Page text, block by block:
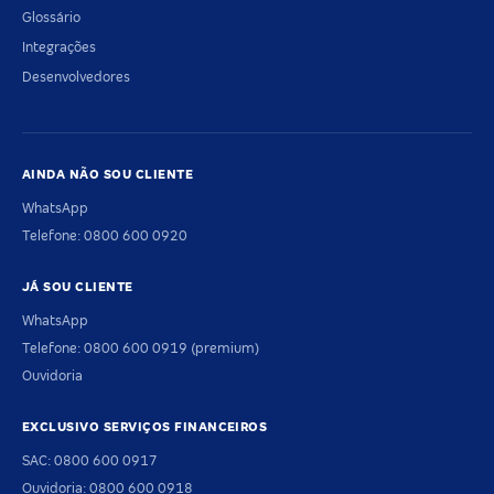
Glossário
Integrações
Desenvolvedores
AINDA NÃO SOU CLIENTE
WhatsApp
Telefone: 0800 600 0920
JÁ SOU CLIENTE
WhatsApp
Telefone: 0800 600 0919 (premium)
Ouvidoria
EXCLUSIVO SERVIÇOS FINANCEIROS
SAC: 0800 600 0917
Ouvidoria: 0800 600 0918